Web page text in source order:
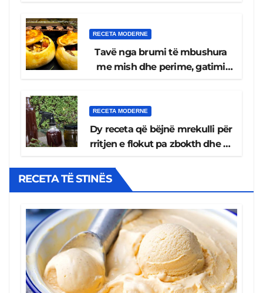
RECETA MODERNE
Tavë nga brumi të mbushura
me mish dhe perime, gatimi
RECETA MODERNE
Dy receta që bëjnë mrekulli për
rritjen e flokut pa zbokth dhe të
RECETA TË STINËS